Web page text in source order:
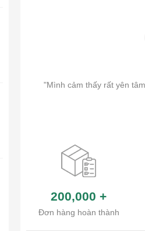
"Mình cảm thấy rất yên
200,000 +
Đơn hàng hoàn thành